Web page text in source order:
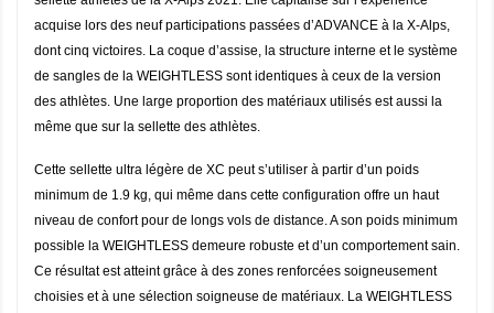
acquise lors des neuf participations passées d’ADVANCE à la X-Alps,
dont cinq victoires. La coque d’assise, la structure interne et le système
de sangles de la WEIGHTLESS sont identiques à ceux de la version
des athlètes. Une large proportion des matériaux utilisés est aussi la
même que sur la sellette des athlètes.
Cette sellette ultra légère de XC peut s’utiliser à partir d’un poids
minimum de 1.9 kg, qui même dans cette configuration offre un haut
niveau de confort pour de longs vols de distance. A son poids minimum
possible la WEIGHTLESS demeure robuste et d’un comportement sain.
Ce résultat est atteint grâce à des zones renforcées soigneusement
choisies et à une sélection soigneuse de matériaux. La WEIGHTLESS